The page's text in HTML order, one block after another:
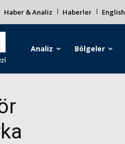
Haber & Analiz Haberler English
Analiz Bölgeler